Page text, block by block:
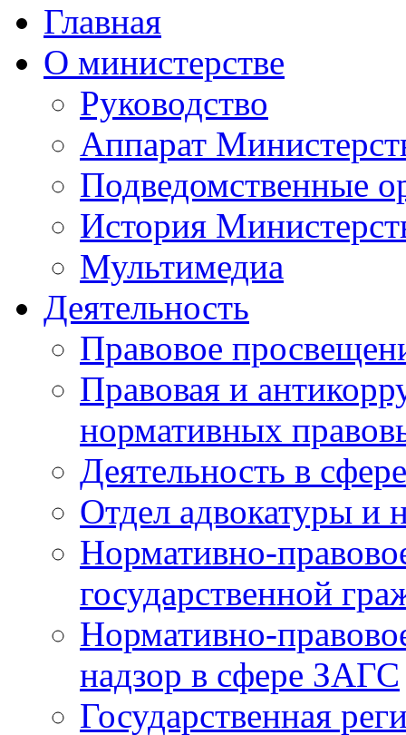
Главная
О министерстве
Руководство
Аппарат
Подведомственные
История
Мультимедиа
Деятельность
Правовое
Правовая и
нормативных
Деятельность в
Отдел адвокатуры и
Нормативно-
государственной
Нормативно-
надзор в сфере ЗАГС
Государственная